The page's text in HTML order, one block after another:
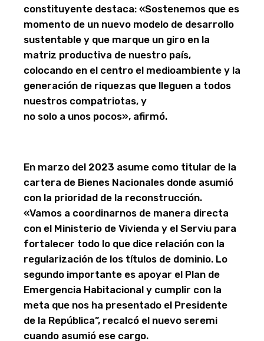
constituyente destaca: «Sostenemos que es
momento de un nuevo modelo de desarrollo
sustentable y que marque un giro en la
matriz productiva de nuestro país,
colocando en el centro el medioambiente y la
generación de riquezas que lleguen a todos
nuestros compatriotas, y
no solo a unos pocos», afirmó.
En marzo del 2023 asume como titular de la
cartera de Bienes Nacionales donde asumió
con la prioridad de la reconstrucción.
«Vamos a coordinarnos de manera directa
con el Ministerio de Vivienda y el Serviu para
fortalecer todo lo que dice relación con la
regularización de los títulos de dominio. Lo
segundo importante es apoyar el Plan de
Emergencia Habitacional y cumplir con la
meta que nos ha presentado el Presidente
de la República”, recalcó el nuevo seremi
cuando asumió ese cargo.